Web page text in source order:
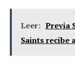
Leer: Previa
Saints recibe